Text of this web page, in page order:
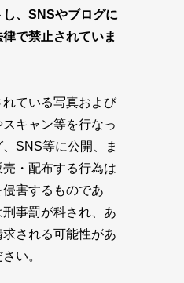
、SNSやブログに
で禁止されていま
ている写真および
キャン等を行なっ
SNS等に公開、ま
・配布する行為は
害するものであ
事罰が科され、あ
される可能性があ
い。